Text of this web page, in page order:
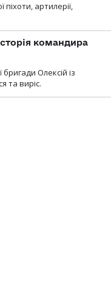
артилерії,
командира
Олексій із
та виріс.